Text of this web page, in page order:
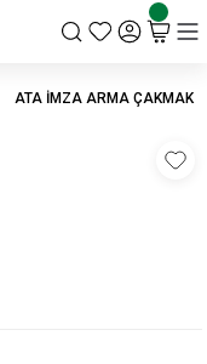
ATA İMZA ARMA ÇAKMAK